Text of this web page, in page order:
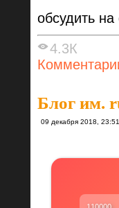
обсудить
4.3К
Блог им.
09 декабря 2018, 23:51